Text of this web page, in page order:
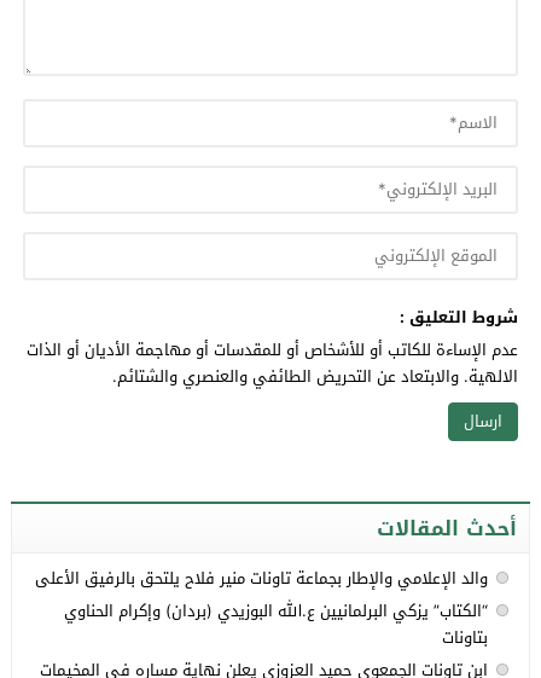
شروط التعليق :
عدم الإساءة للكاتب أو للأشخاص أو للمقدسات أو مهاجمة الأديان أو الذات
الالهية. والابتعاد عن التحريض الطائفي والعنصري والشتائم.
أحدث المقالات
والد الإعلامي والإطار بجماعة تاونات منير فلاح يلتحق بالرفيق الأعلى
“الكتاب” يزكي البرلمانيين ع.الله البوزيدي (بردان) وإكرام الحناوي
بتاونات
ابن تاونات الجمعوي حميد العزوزي يعلن نهاية مساره في المخيمات